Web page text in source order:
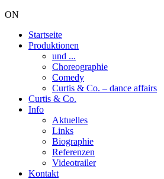
ON
Hauptnavigation
Startseite
Produktionen
und ...
Choreographie
Comedy
Curtis & Co. – dance affairs
Curtis & Co.
Info
Aktuelles
Links
Biographie
Referenzen
Videotrailer
Kontakt